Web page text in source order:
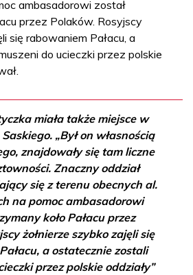
ambasadorowi został
przez Polaków. Rosyjscy
się rabowaniem Pałacu, a
do ucieczki przez polskie
miała także miejsce w
„Był on własnością
znajdowały się tam liczne
Znaczny oddział
się z terenu obecnych al.
na pomoc ambasadorowi
koło Pałacu przez
żołnierze szybko zajęli się
a ostatecznie zostali
przez polskie oddziały”